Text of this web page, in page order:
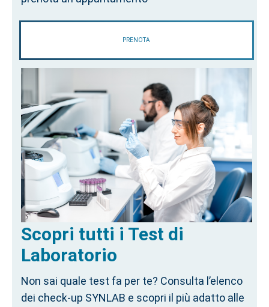
PRENOTA
Scopri tutti i Test di
Laboratorio
Non sai quale test fa per te? Consulta l’elenco
dei check-up SYNLAB e scopri il più adatto alle